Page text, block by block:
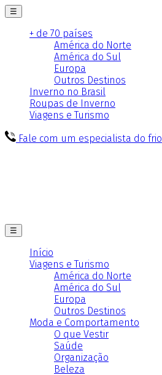
☰
+ de 70 países
América do Norte
América do Sul
Europa
Outros Destinos
Inverno no Brasil
Roupas de Inverno
Viagens e Turismo
Fale com um especialista do frio
☰
Início
Viagens e Turismo
América do Norte
América do Sul
Europa
Outros Destinos
Moda e Comportamento
O que Vestir
Saúde
Organização
Beleza